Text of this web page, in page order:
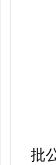
(
批